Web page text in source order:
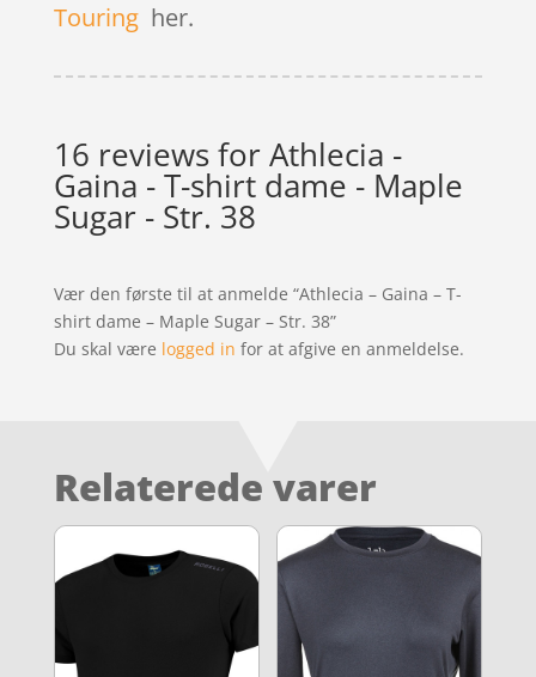
Touringher.
16 reviews forAthlecia -
Gaina - T-shirt dame - Maple
Sugar - Str. 38
Vær den første til at anmelde “Athlecia – Gaina – T-
shirt dame – Maple Sugar – Str. 38”
Du skal være logged in for at afgive en anmeldelse.
Relaterede varer